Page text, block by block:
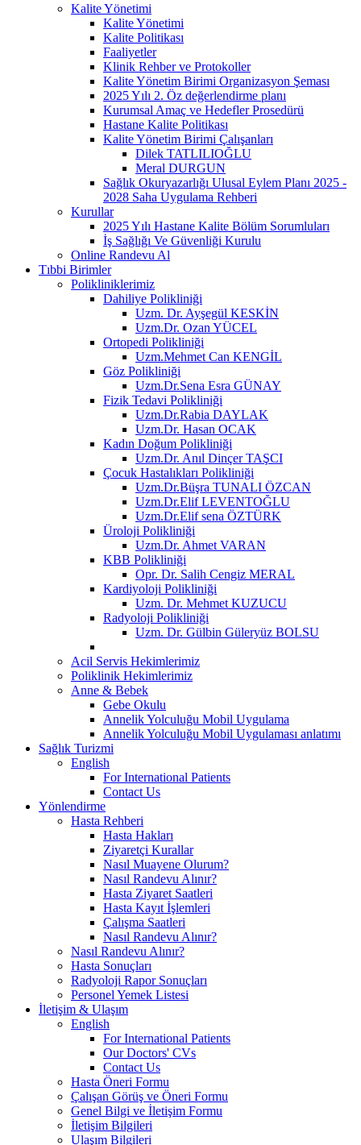
Kalite Yönetimi
Kalite Yönetimi
Kalite Politikası
Faaliyetler
Klinik Rehber ve Protokoller
Kalite Yönetim Birimi Organizasyon Şeması
2025 Yılı 2. Öz değerlendirme planı
Kurumsal Amaç ve Hedefler Prosedürü
Hastane Kalite Politikası
Kalite Yönetim Birimi Çalışanları
Dilek TATLILIOĞLU
Meral DURGUN
Sağlık Okuryazarlığı Ulusal Eylem Planı 2025 -
2028 Saha Uygulama Rehberi
Kurullar
2025 Yılı Hastane Kalite Bölüm Sorumluları
İş Sağlığı Ve Güvenliği Kurulu
Online Randevu Al
Tıbbi Birimler
Polikliniklerimiz
Dahiliye Polikliniği
Uzm. Dr. Ayşegül KESKİN
Uzm.Dr. Ozan YÜCEL
Ortopedi Polikliniği
Uzm.Mehmet Can KENGİL
Göz Polikliniği
Uzm.Dr.Sena Esra GÜNAY
Fizik Tedavi Polikliniği
Uzm.Dr.Rabia DAYLAK
Uzm.Dr. Hasan OCAK
Kadın Doğum Polikliniği
Uzm.Dr. Anıl Dinçer TAŞCI
Çocuk Hastalıkları Polikliniği
Uzm.Dr.Büşra TUNALI ÖZCAN
Uzm.Dr.Elif LEVENTOĞLU
Uzm.Dr.Elif sena ÖZTÜRK
Üroloji Polikliniği
Uzm.Dr. Ahmet VARAN
KBB Polikliniği
Opr. Dr. Salih Cengiz MERAL
Kardiyoloji Polikliniği
Uzm. Dr. Mehmet KUZUCU
Radyoloji Polikliniği
Uzm. Dr. Gülbin Güleryüz BOLSU
Acil Servis Hekimlerimiz
Poliklinik Hekimlerimiz
Anne & Bebek
Gebe Okulu
Annelik Yolculuğu Mobil Uygulama
Annelik Yolculuğu Mobil Uygulaması anlatımı
Sağlık Turizmi
English
For International Patients
Contact Us
Yönlendirme
Hasta Rehberi
Hasta Hakları
Ziyaretçi Kurallar
Nasıl Muayene Olurum?
Nasıl Randevu Alınır?
Hasta Ziyaret Saatleri
Hasta Kayıt İşlemleri
Çalışma Saatleri
Nasıl Randevu Alınır?
Nasıl Randevu Alınır?
Hasta Sonuçları
Radyoloji Rapor Sonuçları
Personel Yemek Listesi
İletişim & Ulaşım
English
For International Patients
Our Doctors' CVs
Contact Us
Hasta Öneri Formu
Çalışan Görüş ve Öneri Formu
Genel Bilgi ve İletişim Formu
İletişim Bilgileri
Ulaşım Bilgileri